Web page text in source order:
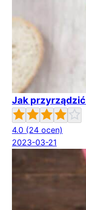
Jak przyrządzić
4.0 (24 ocen)
2023-03-21